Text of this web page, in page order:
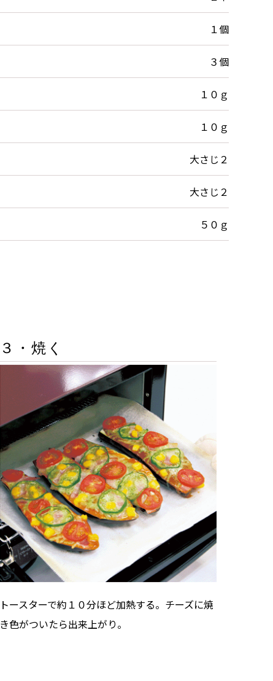
１個
３個
１０ｇ
１０ｇ
大さじ２
大さじ２
５０ｇ
３・焼く
トースターで約１０分ほど加熱する。チーズに焼
き色がついたら出来上がり。